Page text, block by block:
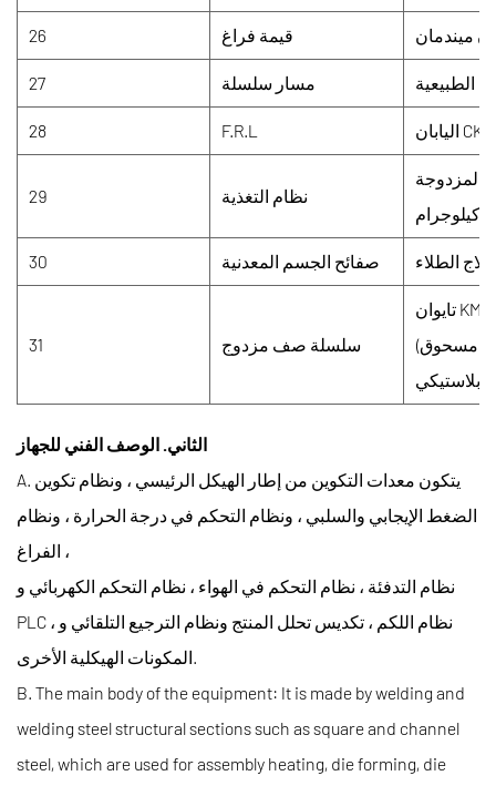
26 قيمة فراغ ميندمان
27 مسار سلسلة الطبيعية
28 F.R.L
29 نظام التغذية
المزدوجة
30 صفائح الجسم المعدنية علاج الطلاء
31 سلسلة صف مزدوج
تايوان KMC
(علاج شحذ المصنع يقلل من حدوث مسحوق
الثاني. الوصف الفني للجهاز
A. يتكون معدات التكوين من إطار الهيكل الرئيسي ، ونظام تكوين
الضغط الإيجابي والسلبي ، ونظام التحكم في درجة الحرارة ، ونظام
الفراغ ،
نظام التدفئة ، نظام التحكم في الهواء ، نظام التحكم الكهربائي و
PLC ، نظام اللكم ، تكديس تحلل المنتج ونظام الترجيع التلقائي و
المكونات الهيكلية الأخرى.
B. The main body of the equipment: It is made by welding and
welding steel structural sections such as square and channel
steel, which are used for assembly heating, die forming, die